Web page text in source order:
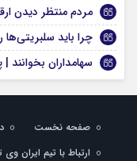
مردم منتظر دیدن
چرا باید سلبریتی‌ها
سهامداران
صفحه نخست
ارتباط با تیم ایران وی